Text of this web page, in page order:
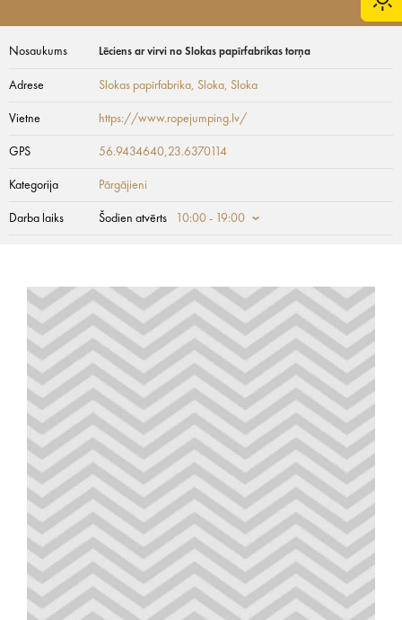
Nosaukums Lēciens ar virvi no Slokas papīrfabrikas torņa
Adrese Slokas papīrfabrika, Sloka, Sloka
Vietne https://www.ropejumping.lv/
GPS 56.9434640,23.6370114
Kategorija Pārgājieni
Darba laiks Šodien atvērts 10:00 - 19:00